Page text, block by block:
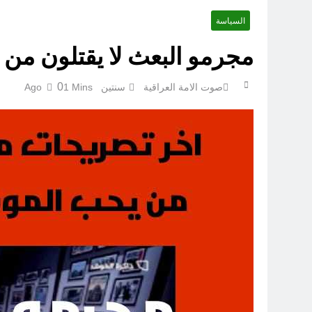
السياسة
مجرمو البعث لا يقتلون
صوت الامة العراقية سنتين Ago 01 Mins